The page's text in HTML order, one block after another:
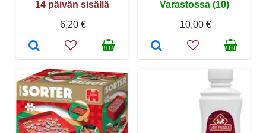
14 päivän sisällä
6,20 €
Varastossa (10)
10,00 €